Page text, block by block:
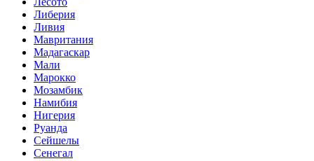
Либерия
Ливия
Мавритания
Мадагаскар
Мали
Марокко
Мозамбик
Намибия
Нигерия
Руанда
Сейшелы
Сенегал